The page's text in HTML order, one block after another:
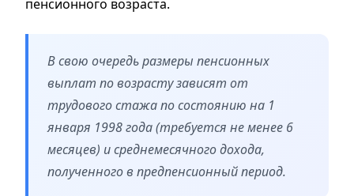
пенсионного возраста.
В свою очередь размеры пенсионных
выплат по возрасту зависят от
трудового стажа по состоянию на 1
января 1998 года (требуется не менее 6
месяцев) и среднемесячного дохода,
полученного в предпенсионный период.